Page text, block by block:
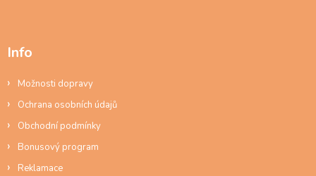
Info
Možnosti dopravy
Ochrana osobních údajů
Obchodní podmínky
Bonusový program
Reklamace